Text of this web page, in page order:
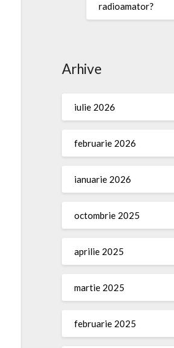
radioamator?
Arhive
iulie 2026
februarie 2026
ianuarie 2026
octombrie 2025
aprilie 2025
martie 2025
februarie 2025